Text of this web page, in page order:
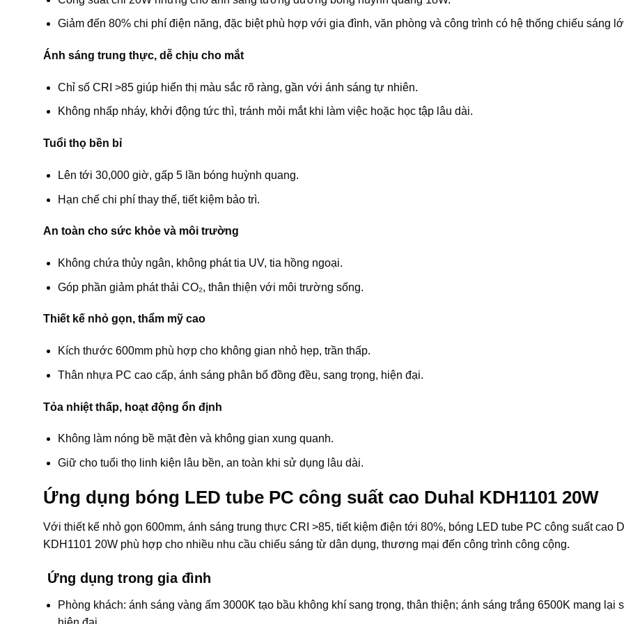
Giảm đến 80% chi phí điện năng, đặc biệt phù hợp với gia đình, văn phòng và công trình có hệ thống chiếu sáng
Ánh sáng trung thực, dễ chịu cho mắt
Chỉ số CRI >85 giúp hiển thị màu sắc rõ ràng, gần với ánh sáng tự nhiên.
Không nhấp nháy, khởi động tức thì, tránh mỏi mắt khi làm việc hoặc học tập lâu dài.
Tuổi thọ bền bỉ
Lên tới 30,000 giờ, gấp 5 lần bóng huỳnh quang.
Hạn chế chi phí thay thế, tiết kiệm bảo trì.
An toàn cho sức khỏe và môi trường
Không chứa thủy ngân, không phát tia UV, tia hồng ngoại.
Góp phần giảm phát thải CO₂, thân thiện với môi trường sống.
Thiết kế nhỏ gọn, thẩm mỹ cao
Kích thước 600mm phù hợp cho không gian nhỏ hẹp, trần thấp.
Thân nhựa PC cao cấp, ánh sáng phân bổ đồng đều, sang trọng, hiện đại.
Tỏa nhiệt thấp, hoạt động ổn định
Không làm nóng bề mặt đèn và không gian xung quanh.
Giữ cho tuổi thọ linh kiện lâu bền, an toàn khi sử dụng lâu dài.
Ứng dụng bóng LED tube PC công suất cao Duhal KDH1101 20W
Với thiết kế nhỏ gọn 600mm, ánh sáng trung thực CRI >85, tiết kiệm điện tới 80%, bóng LED tube PC công suất cao
KDH1101 20W phù hợp cho nhiều nhu cầu chiếu sáng từ dân dụng, thương mại đến công trình công cộng.
Ứng dụng trong gia đình
Phòng khách: ánh sáng vàng ấm 3000K tạo bầu không khí sang trọng, thân thiện; ánh sáng trắng 6500K mang lại